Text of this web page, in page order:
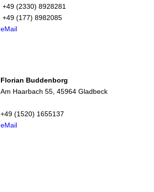
+49 (2330) 8928281
+49 (177) 8982085
eMail
Florian Buddenborg
Am Haarbach 55, 45964 Gladbeck
+49 (1520) 1655137
eMail